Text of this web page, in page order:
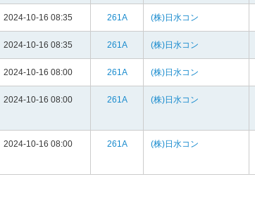
2024-10-16 08:35 261A (株)日水コン
2024-10-16 08:35 261A (株)日水コン
2024-10-16 08:00 261A (株)日水コン
2024-10-16 08:00 261A (株)日水コン
2024-10-16 08:00 261A (株)日水コン